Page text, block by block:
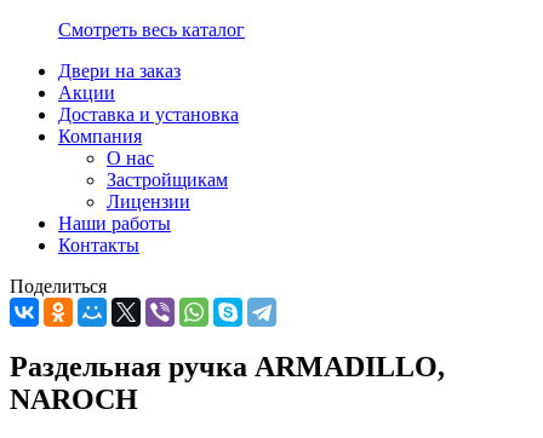
Смотреть весь каталог
Двери на заказ
Акции
Доставка и установка
Компания
О нас
Застройщикам
Лицензии
Наши работы
Контакты
Поделиться
Раздельная ручка ARMADILLO,
NAROCH